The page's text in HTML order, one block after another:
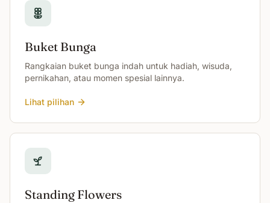
Buket Bunga
Rangkaian buket bunga indah untuk hadiah, wisuda,
pernikahan, atau momen spesial lainnya.
Lihat pilihan
Standing Flowers